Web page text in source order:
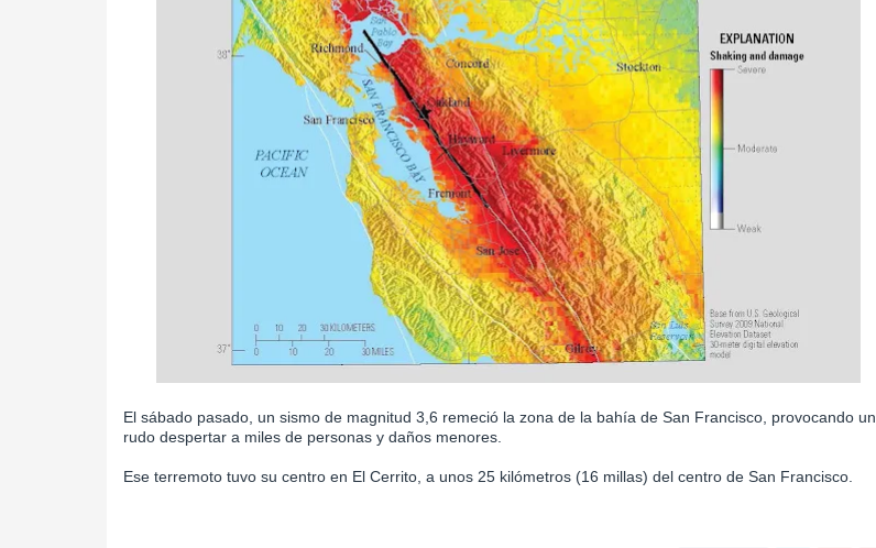
El sábado pasado, un sismo de magnitud 3,6 remeció la zona de la bahía de San Francisco, provocando un
rudo despertar a miles de personas y daños menores.
Ese terremoto tuvo su centro en El Cerrito, a unos 25 kilómetros (16 millas) del centro de San Francisco.